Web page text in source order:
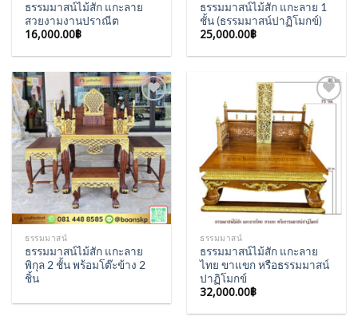
ธรรมมาสน์ไม้สัก แกะลาย
สวยงามงานปราณีต
16,000.00฿
ธรรมมาสน์ไม้สัก แกะลาย 1
ชั้น (ธรรมมาสน์ปาฏิโมกข์)
25,000.00฿
Add to
Wishlist
ธรรมมาสน์
ธรรมมาสน์ไม้สัก แกะลาย
พิกุล 2 ชั้น พร้อมโต๊ะข้าง 2
ชิ้น
Wishlist
ธรรมมาสน์
ธรรมมาสน์ไม้สัก แกะลาย
ไทย ขาแขก หรือธรรมมาสน์
ปาฏิโมกข์
32,000.00฿